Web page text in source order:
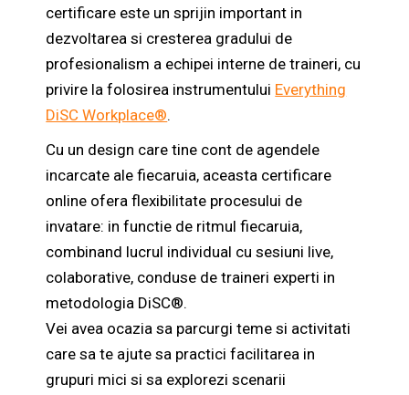
certificare este un sprijin important in
dezvoltarea si cresterea gradului de
profesionalism a echipei interne de traineri, cu
privire la folosirea instrumentului Everything
DiSC Workplace®.
Cu un design care tine cont de agendele
incarcate ale fiecaruia, aceasta certificare
online ofera flexibilitate procesului de
invatare: in functie de ritmul fiecaruia,
combinand lucrul individual cu sesiuni live,
colaborative, conduse de traineri experti in
metodologia DiSC®.
Vei avea ocazia sa parcurgi teme si activitati
care sa te ajute sa practici facilitarea in
grupuri mici si sa explorezi scenarii